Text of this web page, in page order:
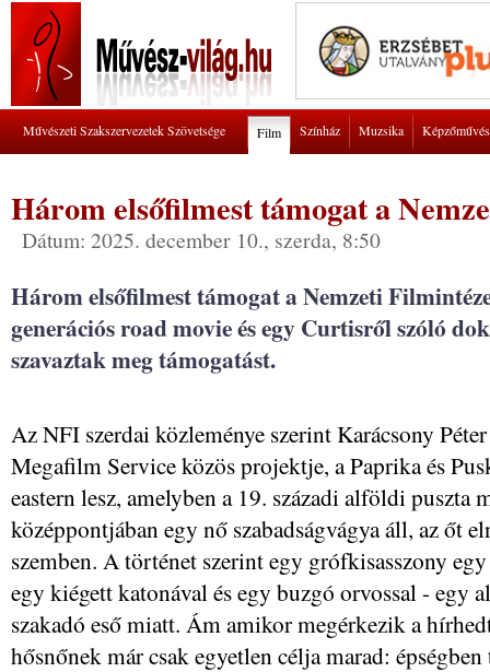
Művészeti Szakszervezetek Szövetsége Film Színház Muzsika
Három elsőfilmest támogat a
Dátum: 2025. december 10., szerda, 8:50
Három elsőfilmest támogat a Nemzeti
generációs road movie és egy Curtisről szóló
szavaztak meg támogatást.
Az NFI szerdai közleménye szerint Karácsony
Megafilm Service közös projektje, a Paprika és
eastern lesz, amelyben a 19. századi alföldi
középpontjában egy nő szabadságvágya áll, az őt
szemben. A történet szerint egy grófkisasszony
egy kiégett katonával és egy buzgó orvossal - egy
szakadó eső miatt. Ám amikor megérkezik a
hősnőnek már csak egyetlen célja marad: